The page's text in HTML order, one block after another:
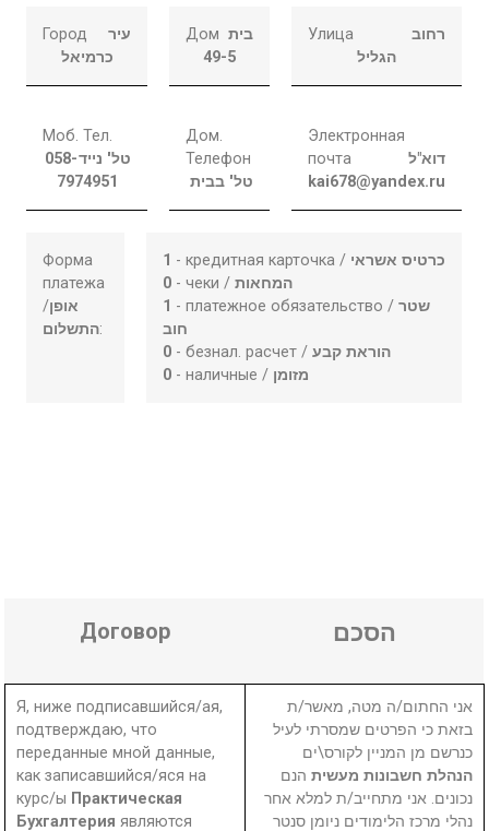
Город
עיר
כרמיאל
Дом בית
49-5
Улица
רחוב
הגליל
Моб. Тел.
טל' נייד058-
7974951
Дом.
Телефон
טל' בבית
Электронная
почта
דוא"ל
kai678@yandex.ru
Форма
платежа
/אופן
התשלום:
1 - кредитная карточка / כרטיס אשראי
0 - чеки /המחאות
1 - платежное обязательство /שטר
חוב
0 - безнал. расчет /הוראת קבע
0 - наличные / מזומן
Договор הסכם
Я, ниже подписавшийся/ая,
подтверждаю, что
переданные мной данные,
как записавшийся/яся на
курс/ы Практическая
Бухгалтерияявляются
אני החתום/ה מטה, מאשר/ת
בזאת כי הפרטים שמסרתי לעיל
כנרשם מן המניין לקורס\ים
הנהלת חשבונות מעשית הנם
נכונים. אני מתחייב/ת למלא אחר
נהלי מרכז הלימודים ניומן סנטר